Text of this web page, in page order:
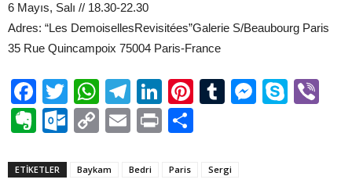
6 Mayıs, Salı // 18.30-22.30
Adres: “Les DemoisellesRevisitées”Galerie S/Beaubourg Paris
35 Rue Quincampoix 75004 Paris-France
Facebook
TwitterWhatsApp
Telegram
LinkedIn
Pinterest
Tumblr
Evernote
Outlook.com
CopyEmailPrint
ETİKETLER Baykam Bedri Paris Sergi